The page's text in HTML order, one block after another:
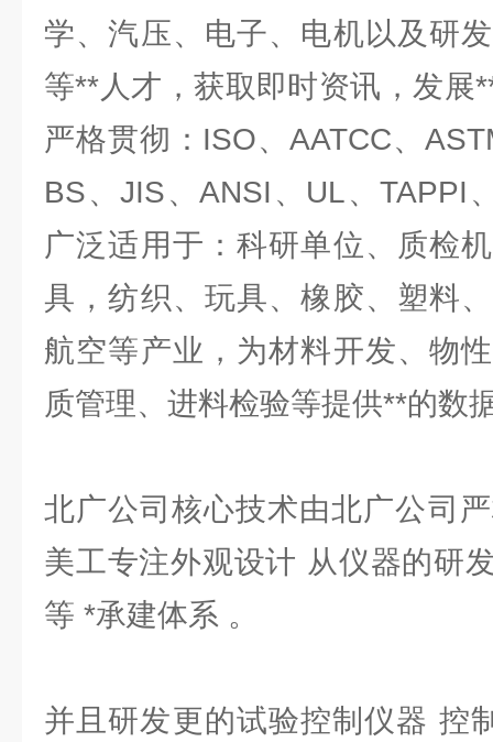
学、汽压、电子、电机以及研
等**人才，获取即时资讯，发展
严格贯彻：ISO、AATCC、
BS、JIS、ANSI、UL、TAPPI
广泛适用于：科研单位、质检
具，纺织、玩具、橡胶、塑料
航空等产业，为材料开发、物
质管理、进料检验等提供**的数
北广公司核心技术由北广公司
美工专注外观设计 从仪器的研
等 *承建体系 。
并且研发更的试验控制仪器 控